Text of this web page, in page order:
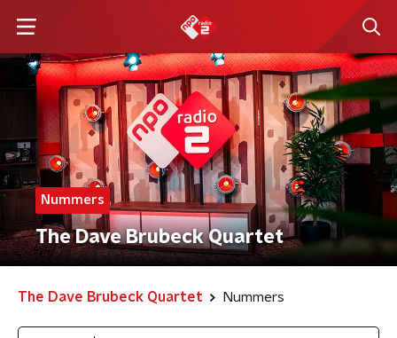
Nummers
The Dave Brubeck Quartet
The Dave Brubeck Quartet Nummers